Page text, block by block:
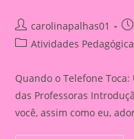
Post
author:
carolinapalhas01
PostAtividades
Quando o Telefone
das Professoras
você, assim como eu,